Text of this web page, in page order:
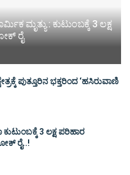
ಮೃತ್ಯು : ಕುಟುಂಬಕ್ಕೆ 3 ಲಕ್ಷ
ರೈ
ಪುತ್ತೂರಿನ ಭಕ್ತರಿಂದ ‘ಹಸಿರುವಾಣಿ
3 ಲಕ್ಷ ಪರಿಹಾರ
ರೈ..!